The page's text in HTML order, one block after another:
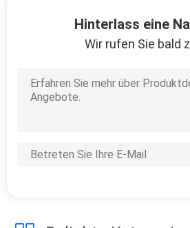
Hinterlass eine
Wir rufen Sie bald